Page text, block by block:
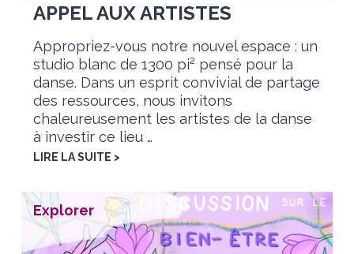
APPEL AUX ARTISTES
Appropriez-vous notre nouvel espace : un
studio blanc de 1300 pi² pensé pour la
danse. Dans un esprit convivial de partage
des ressources, nous invitons
chaleureusement les artistes de la danse
à investir ce lieu …
LIRE LA SUITE >
Explorer